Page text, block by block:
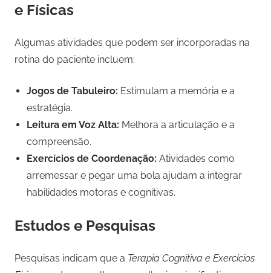
e Físicas
Algumas atividades que podem ser incorporadas na
rotina do paciente incluem:
Jogos de Tabuleiro: Estimulam a memória e a
estratégia.
Leitura em Voz Alta: Melhora a articulação e a
compreensão.
Exercícios de Coordenação: Atividades como
arremessar e pegar uma bola ajudam a integrar
habilidades motoras e cognitivas.
Estudos e Pesquisas
Pesquisas indicam que a Terapia Cognitiva e Exercícios